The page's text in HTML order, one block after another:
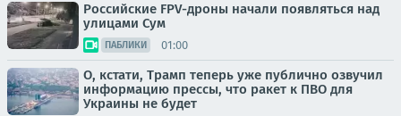
Российские FPV-дроны начали появляться над
улицами Сум
ПАБЛИКИ 01:00
О, кстати, Трамп теперь уже публично озвучил
информацию прессы, что ракет к ПВО для
Украины не будет